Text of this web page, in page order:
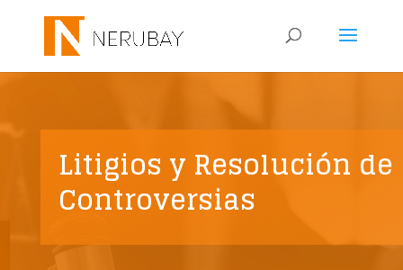
Litigios y Resolución de
Controversias